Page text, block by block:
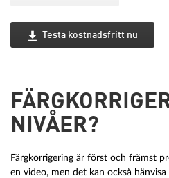
Testa kostnadsfritt nu
NIVÅER?
Färgkorrigering är först och främst
en video, men det kan också